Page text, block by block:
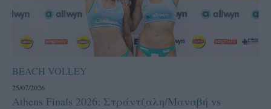
BEACH VOLLEY
25/07/2026
Athens Finals 2026: Στράντζαλη/Μαναβή vs